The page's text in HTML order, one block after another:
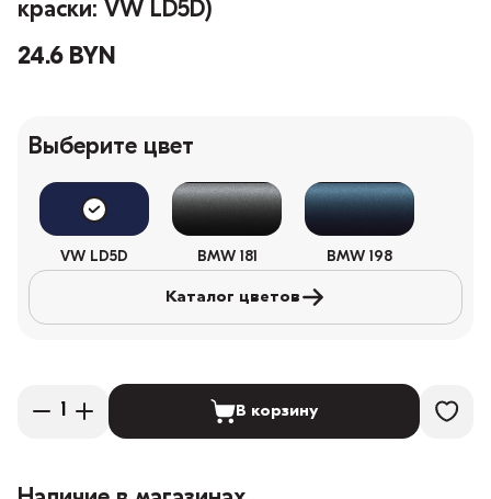
краски: VW LD5D)
24.6 BYN
Выберите цвет
VW LD5D BMW 181 BMW 198
Каталог цветов
В корзину